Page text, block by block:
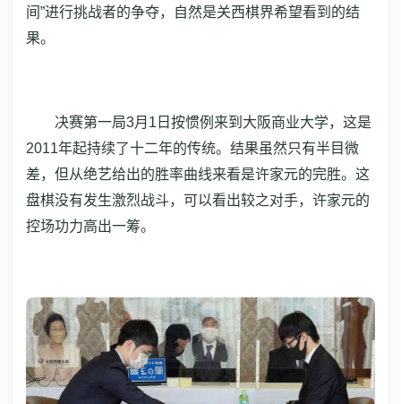
间”进行挑战者的争夺，自然是关西棋界希望看到的结
果。
决赛第一局3月1日按惯例来到大阪商业大学，这是
2011年起持续了十二年的传统。结果虽然只有半目微
差，但从绝艺给出的胜率曲线来看是许家元的完胜。这
盘棋没有发生激烈战斗，可以看出较之对手，许家元的
控场功力高出一筹。